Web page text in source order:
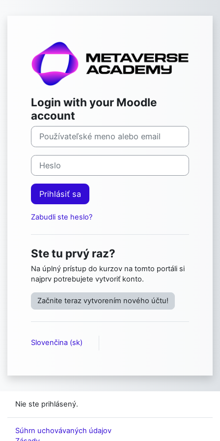
Preskočiť na vytvorenie nového konta
Login with your Moodle
account
Používateľské meno alebo email
Heslo
Prihlásiť sa
Zabudli ste heslo?
Ste tu prvý raz?
Na úplný prístup do kurzov na tomto portáli si
najprv potrebujete vytvoriť konto.
Začnite teraz vytvorením nového účtu!
Slovenčina ‎(sk)‎
Nie ste prihlásený.
Súhrn uchovávaných údajov